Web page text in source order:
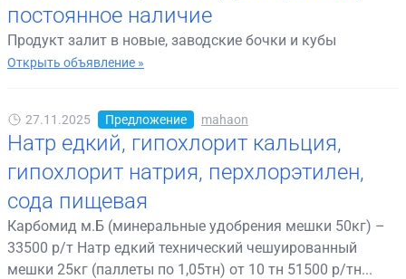
постоянное наличие
Продукт залит в новые, заводские бочки и кубы
Открыть объявление »
27.11.2025 Предложение mahaon
Натр едкий, гипохлорит кальция,
гипохлорит натрия, перхлорэтилен,
сода пищевая
Карбомид м.Б (минеральные удобрения мешки 50кг) –
33500 р/т Натр едкий технический чешуированный
мешки 25кг (паллеты по 1,05тн) от 10 тн 51500 р/тн...